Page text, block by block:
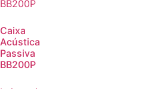
Caixa
Acústica
Passiva
BB200P